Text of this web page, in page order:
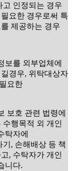
고 인정되는 경우
요한 경우로써 특
제공하는 경우
보를 외부업체에
경우, 위탁대상자
요한
보호 관련 법령에
행목적 외 개인
탁자에
, 손해배상 등 책
, 수탁자가 개인
니다.